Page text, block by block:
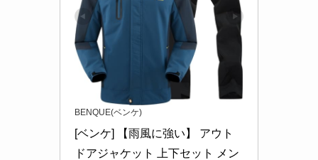
BENQUE(ベンケ)
[ベンケ] 【雨風に強い】 アウト
ドアジャケット 上下セット メン